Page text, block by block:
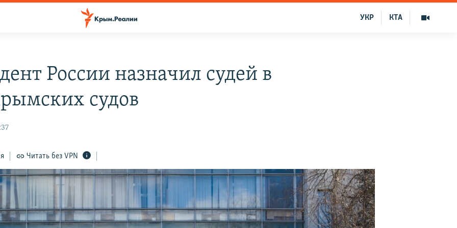
КТА
УКР
России назначил судей в
судов
Читать без VPN